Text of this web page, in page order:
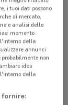
i tuoi dati possono
di mercato,
e analisi delle
momento
della
annunci
non
idea
della
fornire: